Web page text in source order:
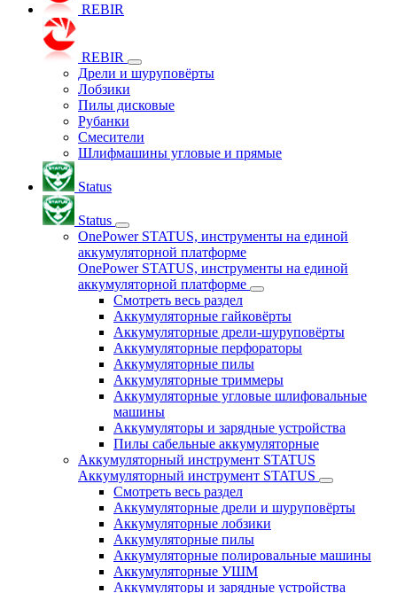
REBIR
REBIR
Дрели и шуруповёрты
Лобзики
Пилы дисковые
Рубанки
Смесители
Шлифмашины угловые и прямые
Status
Status
OnePower STATUS, инструменты на единой
аккумуляторной платформе
OnePower STATUS, инструменты на единой
аккумуляторной платформе
Смотреть весь раздел
Аккумуляторные гайковёрты
Аккумуляторные дрели-шуруповёрты
Аккумуляторные перфораторы
Аккумуляторные пилы
Аккумуляторные триммеры
Аккумуляторные угловые шлифовальные
машины
Аккумуляторы и зарядные устройства
Пилы сабельные аккумуляторные
Аккумуляторный инструмент STATUS
Аккумуляторный инструмент STATUS
Смотреть весь раздел
Аккумуляторные дрели и шуруповёрты
Аккумуляторные лобзики
Аккумуляторные пилы
Аккумуляторные полировальные машины
Аккумуляторные УШМ
Аккумуляторы и зарядные устройства